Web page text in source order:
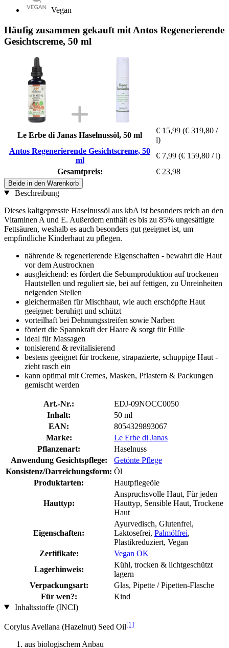
Vegan
Häufig zusammen gekauft mit Antos Regenerierende
Gesichtscreme, 50 ml
Le Erbe di Janas Haselnussöl, 50 ml
€ 15,99 (€ 319,80 /
l)
Antos Regenerierende Gesichtscreme, 50
ml
€ 7,99 (€ 159,80 / l)
Gesamtpreis:
€ 23,98
Beide in den Warenkorb
Beschreibung
Dieses kaltgepresste Haselnussöl aus kbA ist besonders reich an den
Vitaminen A und E. Außerdem enthält es bis zu 85% ungesättigte
Fettsäuren, weshalb es auch besonders gut geeignet ist, um
empfindliche Kinderhaut zu pflegen.
nährende & regenerierende Eigenschaften - bewahrt die Haut
vor dem Austrocknen
ausgleichend: es fördert die Sebumproduktion auf trockenen
Hautstellen und reguliert sie, bei auf fettigen, zu Unreinheiten
neigenden Stellen
gleichermaßen für Mischhaut, wie auch erschöpfte Haut
geeignet: beruhigt und schützt
vorteilhaft bei Dehnungsstreifen sowie Narben
fördert die Spannkraft der Haare & sorgt für Fülle
ideal für Massagen
tonisierend & revitalisierend
bestens geeignet für trockene, strapazierte, schuppige Haut -
zieht rasch ein
kann optimal mit Cremes, Masken, Pflastern & Packungen
gemischt werden
Art.-Nr.:
EDJ-09NOCC0050
Inhalt:
50 ml
EAN:
8054329893067
Marke:
Le Erbe di Janas
Pflanzenart:
Haselnuss
Anwendung Gesichtspflege:
Getönte Pflege
Konsistenz/Darreichungsform: Öl
Produktarten:
Hautpflegeöle
Hauttyp:
Anspruchsvolle Haut, Für jeden
Hauttyp, Sensible Haut, Trockene
Haut
Eigenschaften:
Ayurvedisch, Glutenfrei,
Laktosefrei, Palmölfrei,
Plastikreduziert, Vegan
Zertifikate:
Vegan OK
Lagerhinweis:
Kühl, trocken & lichtgeschützt
lagern
Verpackungsart:
Glas, Pipette / Pipetten-Flasche
Für wen?:
Kind
Inhaltsstoffe (INCI)
Corylus Avellana (Hazelnut) Seed Oil[1]
aus biologischem Anbau